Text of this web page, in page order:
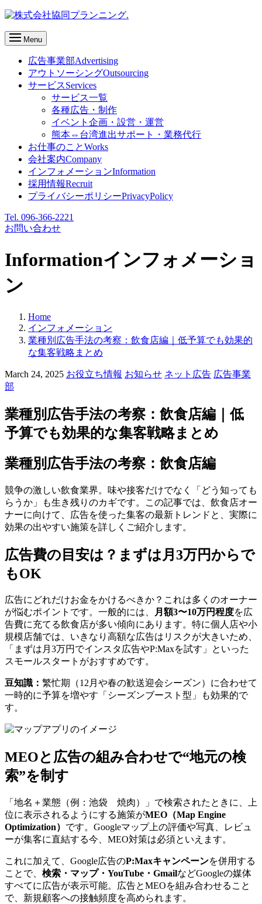
Menu
広告事業部Advertising
アウトソーシングOutsourcing
サービスServices
サービス一覧
各種広告・制作
イベント企画・設営・運営
熊本⇔台湾進出サポート・業務代行
お仕事のことWorks
会社案内Company
インフォメーションInformation
採用情報Recruit
プライバシーポリシーPrivacyPolicy
Tel. 096-366-2221
お問い合わせ
Informationインフォメーショ
ン
Home
インフォメーション
業種別広告手法の考察：飲食店編｜低予算でも効果的
な集客戦略まとめ
March 24, 2025 カ
リ
ー:
お役立ち情報 お知らせ ネット広告 広告事業
部
業種別広告手法の考察：飲食店編｜低
予算でも効果的な集客戦略まとめ
業種別広告手法の考察：飲食店編
競争の激しい飲食業界。味や接客だけでなく「どう知っても
らうか」も生き残りのカギです。この記事では、飲食店オー
ナーに向けて、広告を使った集客の最新トレンドと、実際に
効果の出やすい施策を詳しくご紹介します。
広告費の目安は？まずは月3万円からで
もOK
広告にどれだけお金をかけるべきか？これは多くのオーナー
が悩むポイントです。一般的には、
月額3〜10万円程度を広
告費に充てる飲食店が多い傾向にあります。特に個人店や小
規模店舗では、いきなり高額な広告はリスクが大きいため、
「まずは月3万円でインスタ広告やP:Maxを試す」といった
スモールスタートがおすすめです。
豆知識： 繁忙期（12月や春の歓送迎会シーズン）に合わせて
一時的に予算を増やす「シーズンブースト型」も効果的で
す。
MEOと広告の組み合わせで“地元の検
索”を制す
「地名＋業態（例：池袋 焼肉）」で検索されたときに、上
位に表示されるようにする施策がMEO（Map Engine
Optimization） です。Googleマップ上の評価や写真、レビュ
ーが集客に直結する今、MEO対策は必須といえます。
これに加えて、Google広告のP:Maxキャンペーンを併用する
ことで、 検索・マップ・YouTube・GmailなどGoogleの媒体
すべてに広告が表示可能。広告とMEOを組み合わせること
で、新規顧客への接触頻度を高められます。